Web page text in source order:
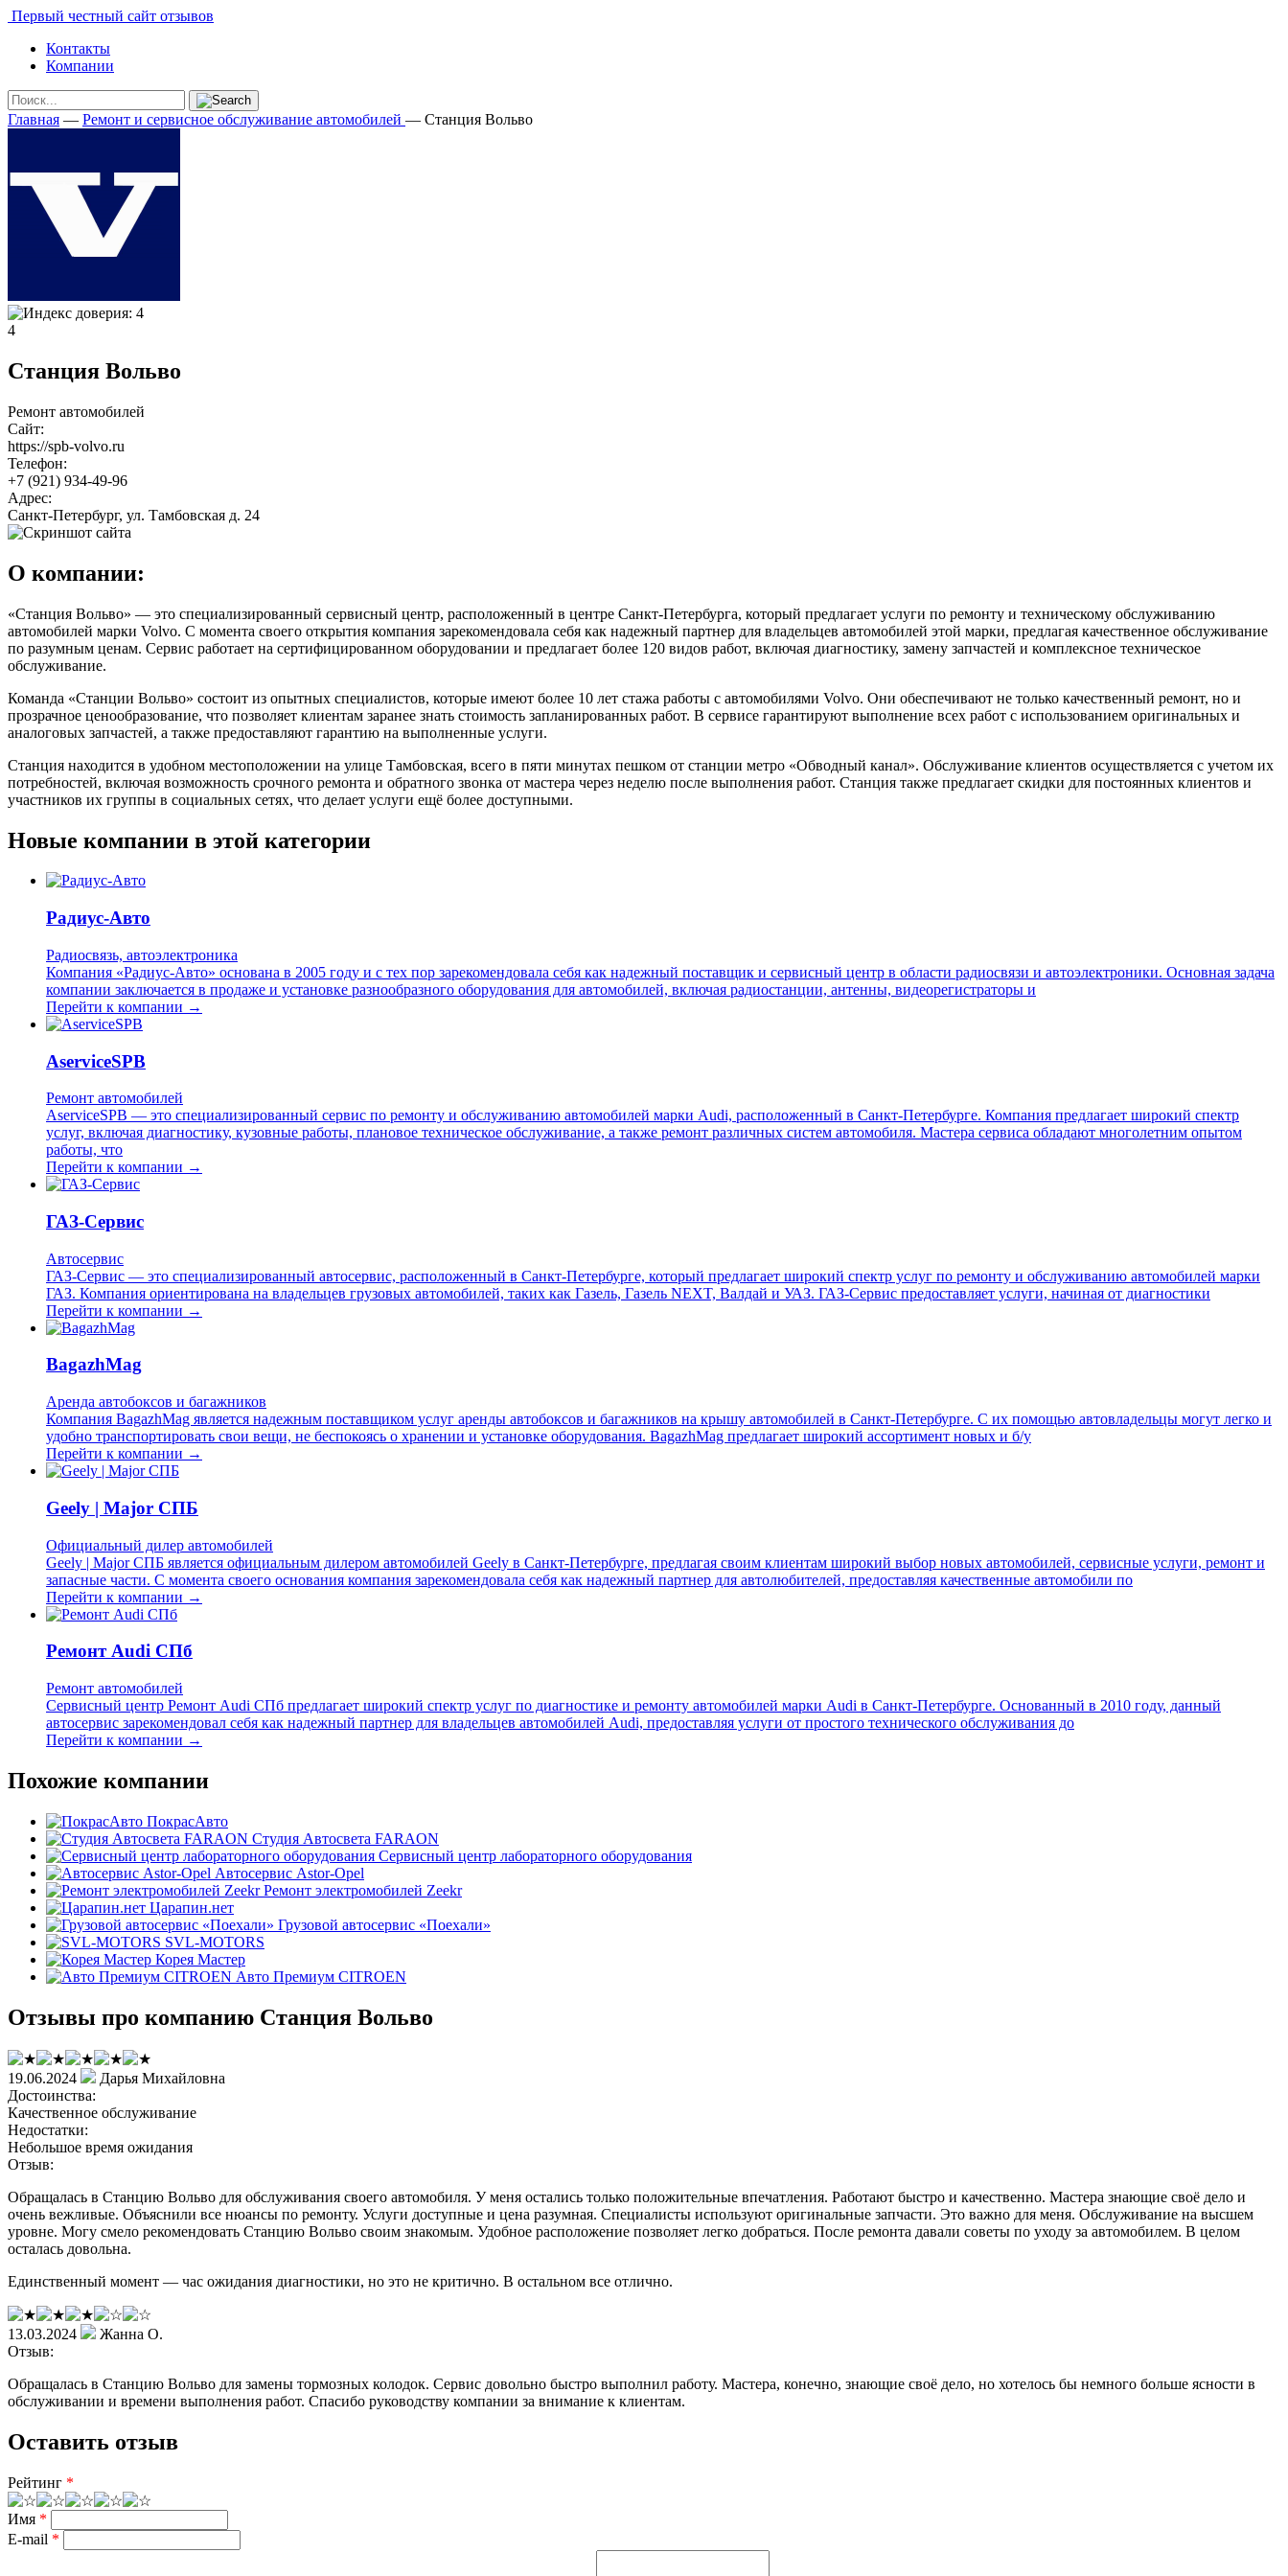
Первый честный сайт отзывов
Контакты
Компании
Главная — Ремонт и сервисное обслуживание автомобилей — Станция Вольво
4
Станция Вольво
Ремонт автомобилей
Сайт:
https://spb-volvo.ru
Телефон:
+7 (921) 934-49-96
Адрес:
Санкт-Петербург, ул. Тамбовская д. 24
О компании:
«Станция Вольво» — это специализированный сервисный центр, расположенный в центре Санкт-Петербурга, который предлагает услуги по ремонту и техническому обслуживанию
автомобилей марки Volvo. С момента своего открытия компания зарекомендовала себя как надежный партнер для владельцев автомобилей этой марки, предлагая качественное обслуживание
по разумным ценам. Сервис работает на сертифицированном оборудовании и предлагает более 120 видов работ, включая диагностику, замену запчастей и комплексное техническое
обслуживание.
Команда «Станции Вольво» состоит из опытных специалистов, которые имеют более 10 лет стажа работы с автомобилями Volvo. Они обеспечивают не только качественный ремонт, но и
прозрачное ценообразование, что позволяет клиентам заранее знать стоимость запланированных работ. В сервисе гарантируют выполнение всех работ с использованием оригинальных и
аналоговых запчастей, а также предоставляют гарантию на выполненные услуги.
Станция находится в удобном местоположении на улице Тамбовская, всего в пяти минутах пешком от станции метро «Обводный канал». Обслуживание клиентов осуществляется с учетом их
потребностей, включая возможность срочного ремонта и обратного звонка от мастера через неделю после выполнения работ. Станция также предлагает скидки для постоянных клиентов и
участников их группы в социальных сетях, что делает услуги ещё более доступными.
Новые компании в этой категории
Радиус-Авто
Радиосвязь, автоэлектроника
Компания «Радиус-Авто» основана в 2005 году и с тех пор зарекомендовала себя как надежный поставщик и сервисный центр в области радиосвязи и автоэлектроники. Основная задача
компании заключается в продаже и установке разнообразного оборудования для автомобилей, включая радиостанции, антенны, видеорегистраторы и
Перейти к компании →
AserviceSPB
Ремонт автомобилей
AserviceSPB — это специализированный сервис по ремонту и обслуживанию автомобилей марки Audi, расположенный в Санкт-Петербурге. Компания предлагает широкий спектр
услуг, включая диагностику, кузовные работы, плановое техническое обслуживание, а также ремонт различных систем автомобиля. Мастера сервиса обладают многолетним опытом
работы, что
Перейти к компании →
ГАЗ-Сервис
Автосервис
ГАЗ-Сервис — это специализированный автосервис, расположенный в Санкт-Петербурге, который предлагает широкий спектр услуг по ремонту и обслуживанию автомобилей марки
ГАЗ. Компания ориентирована на владельцев грузовых автомобилей, таких как Газель, Газель NEXT, Валдай и УАЗ. ГАЗ-Сервис предоставляет услуги, начиная от диагностики
Перейти к компании →
BagazhMag
Аренда автобоксов и багажников
Компания BagazhMag является надежным поставщиком услуг аренды автобоксов и багажников на крышу автомобилей в Санкт-Петербурге. С их помощью автовладельцы могут легко и
удобно транспортировать свои вещи, не беспокоясь о хранении и установке оборудования. BagazhMag предлагает широкий ассортимент новых и б/у
Перейти к компании →
Geely | Major СПБ
Официальный дилер автомобилей
Geely | Major СПБ является официальным дилером автомобилей Geely в Санкт-Петербурге, предлагая своим клиентам широкий выбор новых автомобилей, сервисные услуги, ремонт и
запасные части. С момента своего основания компания зарекомендовала себя как надежный партнер для автолюбителей, предоставляя качественные автомобили по
Перейти к компании →
Ремонт Audi СПб
Ремонт автомобилей
Сервисный центр Ремонт Audi СПб предлагает широкий спектр услуг по диагностике и ремонту автомобилей марки Audi в Санкт-Петербурге. Основанный в 2010 году, данный
автосервис зарекомендовал себя как надежный партнер для владельцев автомобилей Audi, предоставляя услуги от простого технического обслуживания до
Перейти к компании →
Похожие компании
ПокрасАвто
Студия Автосвета FARAON
Сервисный центр лабораторного оборудования
Автосервис Astor-Opel
Ремонт электромобилей Zeekr
Царапин.нет
Грузовой автосервис «Поехали»
SVL-MOTORS
Корея Мастер
Авто Премиум CITROEN
Отзывы про компанию Станция Вольво
19.06.2024
Дарья Михайловна
Достоинства:
Качественное обслуживание
Недостатки:
Небольшое время ожидания
Отзыв:
Обращалась в Станцию Вольво для обслуживания своего автомобиля. У меня остались только положительные впечатления. Работают быстро и качественно. Мастера знающие своё дело и
очень вежливые. Объяснили все нюансы по ремонту. Услуги доступные и цена разумная. Специалисты используют оригинальные запчасти. Это важно для меня. Обслуживание на высшем
уровне. Могу смело рекомендовать Станцию Вольво своим знакомым. Удобное расположение позволяет легко добраться. После ремонта давали советы по уходу за автомобилем. В целом
осталась довольна.
Единственный момент — час ожидания диагностики, но это не критично. В остальном все отлично.
13.03.2024
Жанна О.
Отзыв:
Обращалась в Станцию Вольво для замены тормозных колодок. Сервис довольно быстро выполнил работу. Мастера, конечно, знающие своё дело, но хотелось бы немного больше ясности в
обслуживании и времени выполнения работ. Спасибо руководству компании за внимание к клиентам.
Оставить отзыв
Рейтинг *
Имя *
E-mail *